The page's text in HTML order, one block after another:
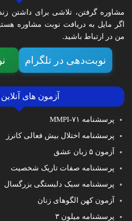
مشاوره گرفتن، تلاشی برای داشتن
اگر مایل به دریافت نوبت مشاوره
من در ارتباط باشید.
نوبت‌دهی در تلگرام
آزمون های
پرسشنامه MMPI-۷۱
پرسشنامه اختلال بیش فعالی کانرز
آزمون ۵ زبان عشق
پرسشنامه صفات تاریک شخصیت
پرسشنامه سبک دلبستگی بزرگسال
آزمون کهن الگوهای زنان
پرسشنامه میلون ۳